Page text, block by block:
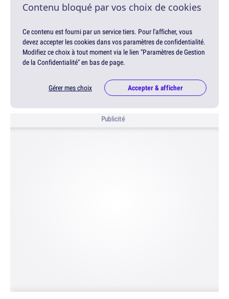
Contenu bloqué par vos choix de cookies
Ce contenu est fourni par un service tiers. Pour l'afficher, vous
devez accepter les cookies dans vos paramètres de confidentialité.
Modifiez ce choix à tout moment via le lien "Paramètres de Gestion
de la Confidentialité" en bas de page.
Gérer mes choix Accepter & afficher
Publicité